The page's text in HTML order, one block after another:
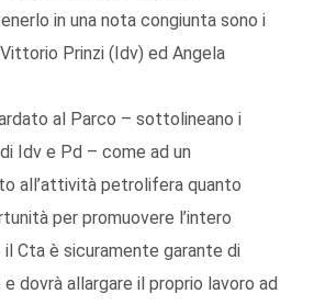
in una nota congiunta sono i
Prinzi (Idv) ed Angela
al Parco – sottolineano i
Idv e Pd – come ad un
all’attività petrolifera quanto
per promuovere l’intero
Cta è sicuramente garante di
dovrà allargare il proprio lavoro ad